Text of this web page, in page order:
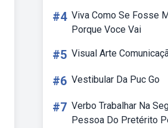
#4 Viva Como Se Fosse
Porque Voce Vai
#5 Visual Arte
#6 Vestibular Da Puc Go
#7 Verbo Trabalhar Na
Pessoa Do Pretérito